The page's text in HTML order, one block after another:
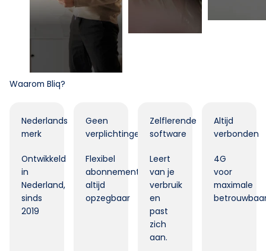
Waarom Bliq?
Nederlands
merk
Ontwikkeld
in
Nederland,
sinds
2019
Geen
verplichtingen
Flexibel
abonnement,
altijd
opzegbaar
Zelflerende
software
Leert
van je
verbruik
en
past
zich
aan.
Altijd
verbonden
4G
voor
maximale